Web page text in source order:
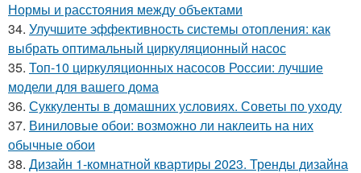
Нормы и расстояния между объектами
34. Улучшите эффективность системы отопления: как
выбрать оптимальный циркуляционный насос
35. Топ-10 циркуляционных насосов России: лучшие
модели для вашего дома
36. Суккуленты в домашних условиях. Советы по уходу
37. Виниловые обои: возможно ли наклеить на них
обычные обои
38. Дизайн 1-комнатной квартиры 2023. Тренды дизайна